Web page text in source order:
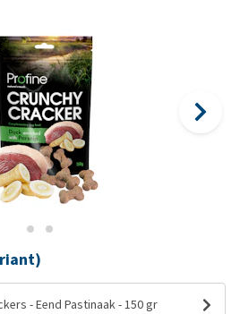
- Eend Pastinaak - 150 gr